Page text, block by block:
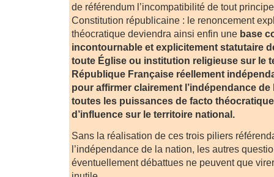
de référendum l’incompatibilité de tout
Constitution républicaine : le renoncement
théocratique deviendra ainsi enfin une base
incontournable et explicitement statutaire
toute Église ou institution religieuse sur le
République Française réellement
pour affirmer clairement l’indépendance de
toutes les puissances de facto
d’influence sur le territoire national.
Sans la réalisation de ces trois piliers
l’indépendance de la nation, les autres
éventuellement débattues ne peuvent que